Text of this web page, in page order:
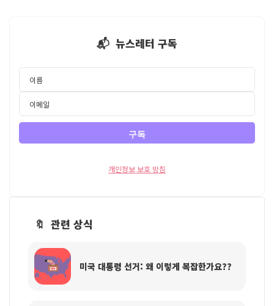
📬 뉴스레터 구독
개인정보 보호 방침
🔖 관련 상식
미국 대통령 선거: 왜 이렇게 복잡한가요??